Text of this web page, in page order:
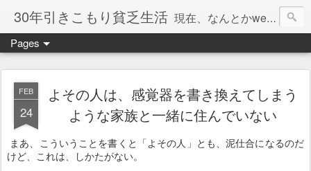
30年引きこもり貧乏生活 現在、なんとかweb系の仕事で食べています。このブログで扱う問題は「この世とはなにか」「人生とはなにか」「人間とはなにか」「強迫神経症の原因と解決法」「うつ病の原因と寄り添う方法」「家族の問題」などについてです。
Pages
FEB
24
よその人は、感覚器を書き換えてしまう
ような家族と一緒に住んでいない
まあ、こういうことを書くと「よその人」とも、泥仕合になるのだ
けど、これは、しかたがない。